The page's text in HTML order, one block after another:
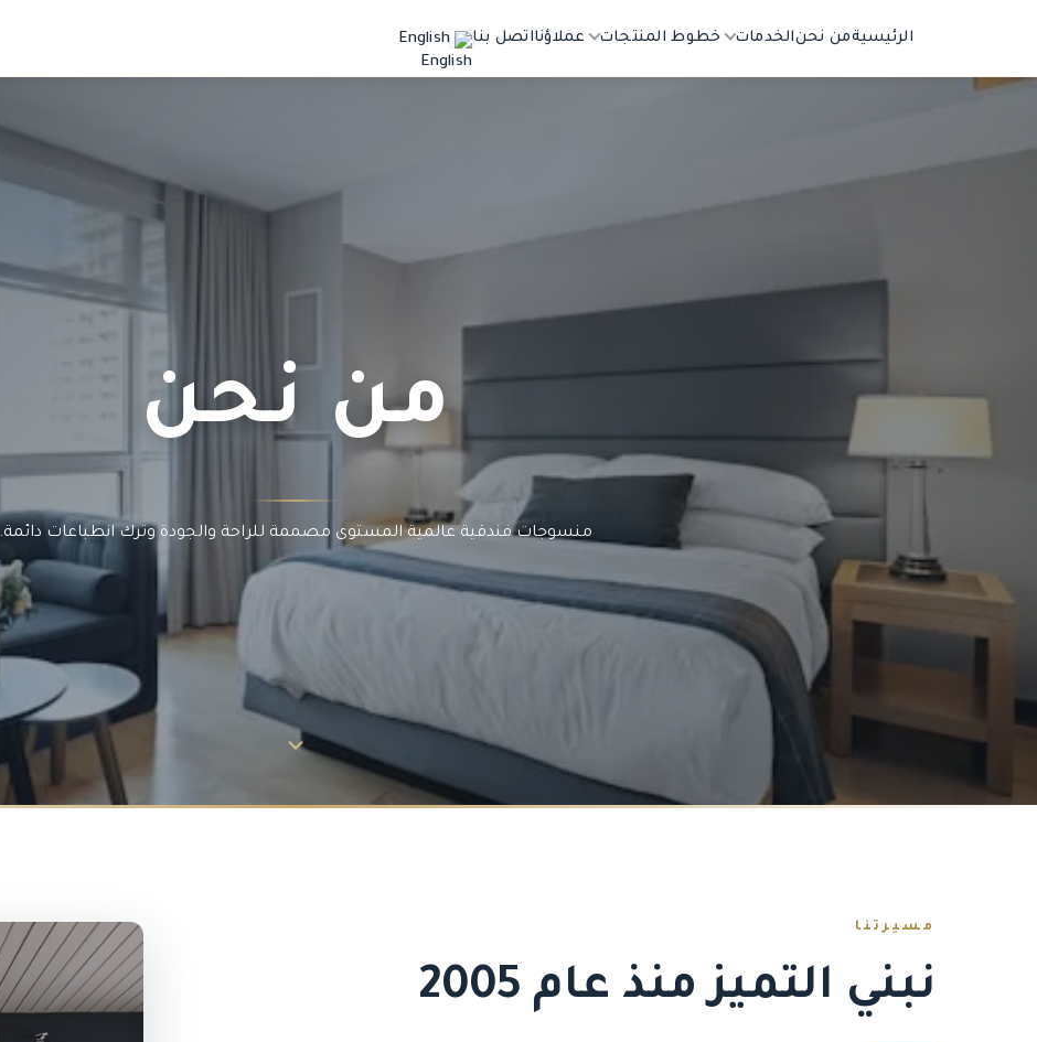
الرئيسيةمن نحنالخدمات خطوط المنتجات عملاؤنااتصل بنا English
من نحن
منسوجات فندقية عالمية المستوى مصممة للراحة والجودة وترك انطباعات دائمة.
مسيرتنا
نبني التميز منذ عام 2005